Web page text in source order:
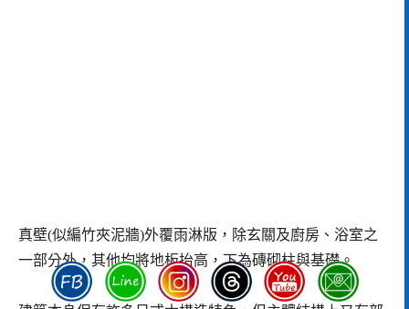
真壁(似編竹夾泥牆)外覆雨淋版，除玄關及廚房、浴室之
一部分外，其他均將地板抬高，下為磚砌柱與基礎。